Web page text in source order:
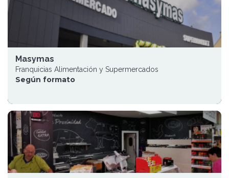
Masymas
Franquicias Alimentación y Supermercados
Según formato